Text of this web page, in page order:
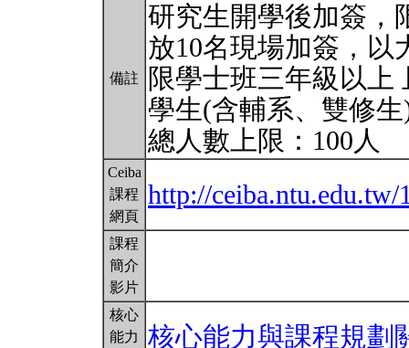
備註
研究生開學後加簽，
放10名現場加簽，以
限學士班三年級以上
學生(含輔系、雙修
總人數上限：100人
Ceiba
課程
網頁
http://
課程
簡介
影片
核心
能力
核心能力與課程規劃